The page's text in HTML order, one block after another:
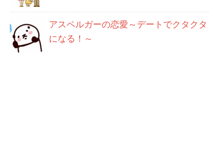
アスペルガーの恋愛～デートでクタクタ
になる！～